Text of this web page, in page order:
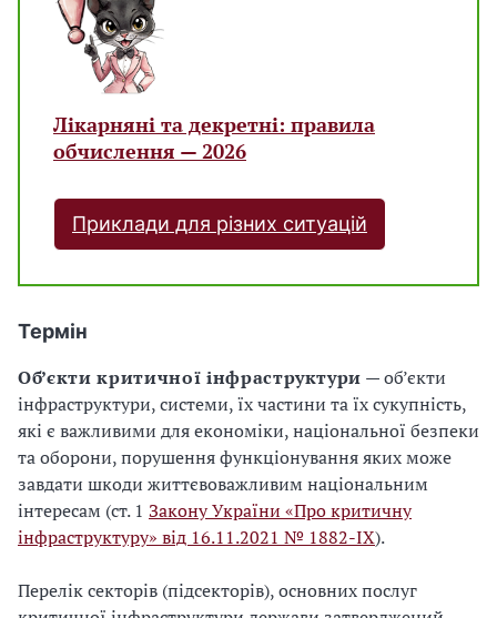
Лікарняні та декретні: правила
обчислення — 2026
Приклади для різних ситуацій
Термін
Об’єкти критичної інфраструктури — об’єкти
інфраструктури, системи, їх частини та їх сукупність,
які є важливими для економіки, національної безпеки
та оборони, порушення функціонування яких може
завдати шкоди життєвоважливим національним
інтересам (ст. 1 Закону України «Про критичну
інфраструктуру» від 16.11.2021 № 1882-IX).
Перелік секторів (підсекторів), основних послуг